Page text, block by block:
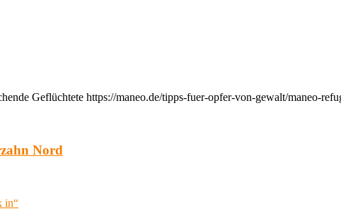
Geflüchtete https://maneo.de/tipps-fuer-opfer-von-gewalt/maneo-
Nord
in“